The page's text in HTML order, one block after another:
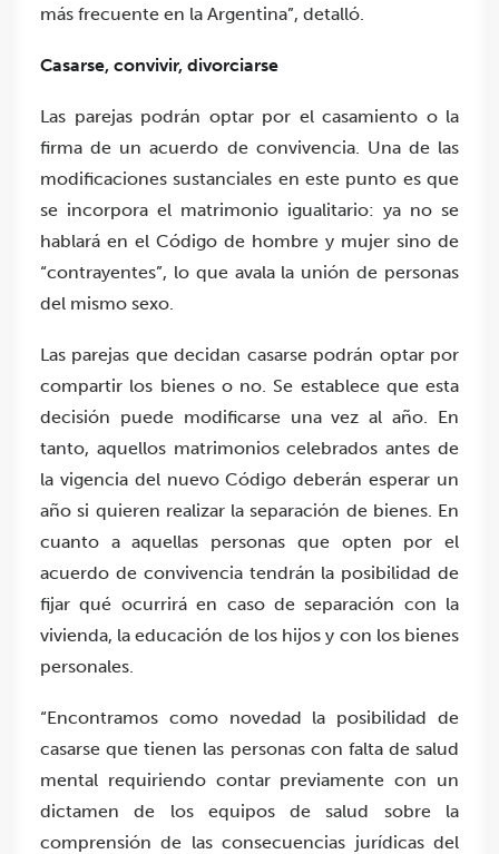
más frecuente en la Argentina”, detalló.
Casarse, convivir, divorciarse
Las parejas podrán optar por el casamiento o la
firma de un acuerdo de convivencia. Una de las
modificaciones sustanciales en este punto es que
se incorpora el matrimonio igualitario: ya no se
hablará en el Código de hombre y mujer sino de
“contrayentes”, lo que avala la unión de personas
del mismo sexo.
Las parejas que decidan casarse podrán optar por
compartir los bienes o no. Se establece que esta
decisión puede modificarse una vez al año. En
tanto, aquellos matrimonios celebrados antes de
la vigencia del nuevo Código deberán esperar un
año si quieren realizar la separación de bienes. En
cuanto a aquellas personas que opten por el
acuerdo de convivencia tendrán la posibilidad de
fijar qué ocurrirá en caso de separación con la
vivienda, la educación de los hijos y con los bienes
personales.
“Encontramos como novedad la posibilidad de
casarse que tienen las personas con falta de salud
mental requiriendo contar previamente con un
dictamen de los equipos de salud sobre la
comprensión de las consecuencias jurídicas del